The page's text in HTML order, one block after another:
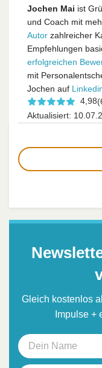
Jochen Mai ist
und Coach mit
Autor zahlreicher
Empfehlungen
erfolgreichen
mit
Jochen auf
4,98
Aktualisiert:
Gleich kostenlos
Impulse +